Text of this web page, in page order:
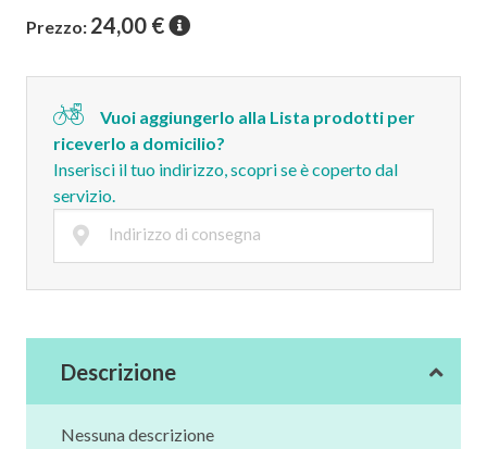
Prezzo: 24,00 €
Vuoi aggiungerlo alla Lista prodotti per
riceverlo a domicilio?
Inserisci il tuo indirizzo, scopri se è coperto dal
servizio.
Descrizione
Nessuna descrizione